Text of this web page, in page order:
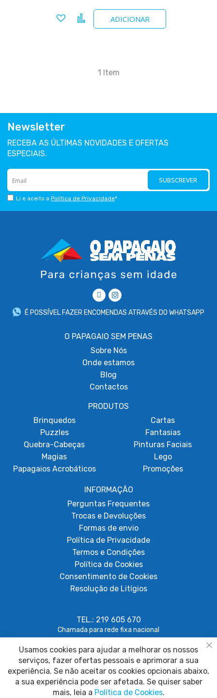
ADICIONAR
Adicionar a favoritos
Comparar
1 Item
Newsletter
RECEBA AS ÚLTIMAS NOVIDADES E OFERTAS
ESPECIAIS.
SUBSCREVER
Li e aceito a Política de Privacidade*
É POSSÍVEL FAZER ENCOMENDAS ATRAVÉS DO WHATSAPP
O PAPAGAIO SEM PENAS
Sobre Nós
Onde estamos
Blog
Contactos
PRODUTOS
Brinquedos
Puzzles
Quebra-Cabeças
Magias
Papagaios Acrobáticos
Cartas
Fantasias
Pinturas Faciais
Lego
Promoções
INFORMAÇÃO
Perguntas Frequentes
Trocas e Devoluções
Formas de envio
Política de Privacidade
Termos e Condições
Política de Cookies
Consentimento de Cookies
Resolução de Litígios
TEL.: 219 605 670
Chamada para rede fixa nacional
geral@papagaiosempenas.com
Usamos cookies para ajudar a melhorar os nossos
serviços, fazer ofertas pessoais e aprimorar a sua
experiência. Se não aceitar os cookies opcionais abaixo,
a sua experiência pode ser afetada. Se quiser saber
mais, leia a Política de Cookies.